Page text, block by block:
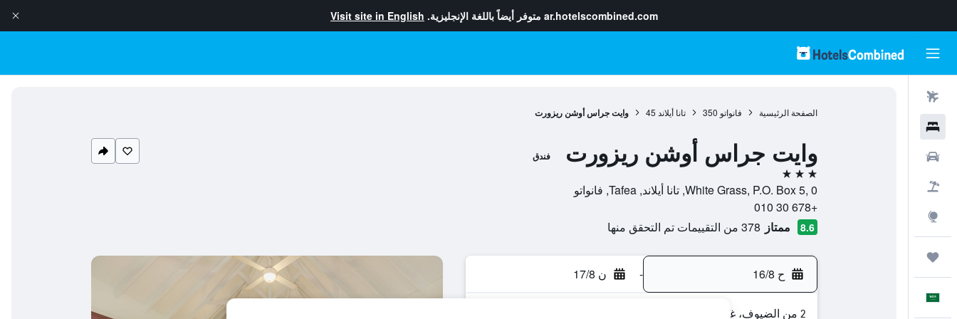
ar.hotelscombined.com متوفر أيضاً باللغة الإنجليزية. Visit site in English
الصفحة الرئيسية فانواتو 350 تانا أيلاند 45 وايت جراس أوشن ريزورت
وايت جراس أوشن ريزورت فندق
3 نجوم
White Grass, P.O. Box 5, 0, تانا أيلاند, Tafea, فانواتو
+678 30 010
8.6 ممتاز 378 من التقييمات تم التحقق منها
ح 16/8 - ن 17/8
2 من الضيوف، غرفة واحدة